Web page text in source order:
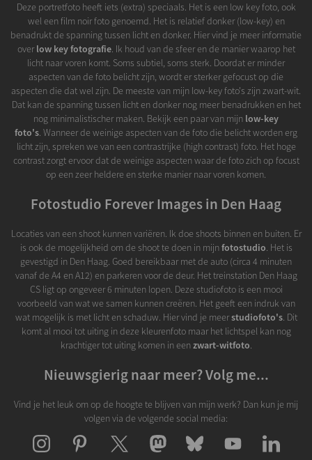
Deze portretfoto heeft iets (extra) speciaals. Het is een low key foto, ook
wel een film noir foto genoemd. Het is relatief donker (low-key) en
benadrukt de spanning tussen licht en donker. Hier vind je meer informatie
overlow key fotografie. Ik houd van de sfeer en de manier waarop het
licht naar voren komt. Soms subtiel, soms sterk. Doordat er minder
aspecten van de foto belicht zijn, wordt er sterker gefocust op die
aspecten die dat wel zijn. De meeste van mijn low-key foto's zijn zwart-wit.
Dat kan de spanning tussen licht en donker nog meer benadrukken en het
nog minimalistischer maken. Bekijk een paar van mijn low-key
foto's. Wanneer de weinige aspecten van de foto die belicht worden erg
licht zijn, spreken we van een contrastrijke (high contrast) foto. Het hoge
contrast zorgt ervoor dat de weinige aspecten waar de foto zich op focust
op een zeer heldere en sterke manier naar voren komen.
Fotostudio Forever Images in Den Haag
Locaties van een shoot kunnen variëren. Ik doe shoots binnen en buiten. Er
is ook de mogelijkheid om de shoot te doen in mijnfotostudio. Het is
gevestigd in Den Haag. Goed bereikbaar met de auto (circa 4 minuten
vanaf de A4 en A12) en parkeren voor de deur. Het treinstation Den Haag
CS ligt op ongeveer 6 minuten lopen. Deze studiofoto is een mooi
voorbeeld van wat we samen kunnen creëren. Het geeft een indruk van
wat mogelijk is met licht en schaduw. Hier vind je meerstudiofoto's. Dit
komt al mooi tot uiting in deze kleurenfoto maar het lichtspel kan nog
krachtiger tot uiting komen in eenzwart-witfoto.
Nieuwsgierig naar meer? Volg me...
Vind je het leuk om op de hoogte te blijven van mijn werk? Dan kun je mij
volgen via de volgende social media: